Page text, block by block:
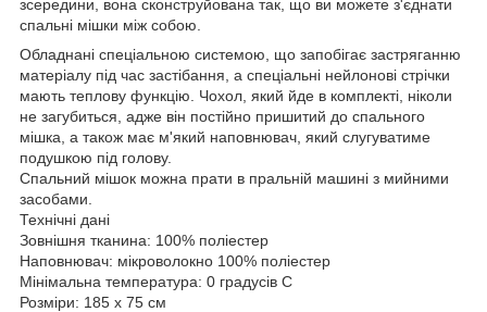
зсередини, вона сконструйована так, що ви можете з'єднати
спальні мішки між собою.
Обладнані спеціальною системою, що запобігає застряганню
матеріалу під час застібання, а спеціальні нейлонові стрічки
мають теплову функцію. Чохол, який йде в комплекті, ніколи
не загубиться, адже він постійно пришитий до спального
мішка, а також має м'який наповнювач, який слугуватиме
подушкою під голову.
Спальний мішок можна прати в пральній машині з мийними
засобами.
Технічні дані
Зовнішня тканина: 100% поліестер
Наповнювач: мікроволокно 100% поліестер
Мінімальна температура: 0 градусів C
Розміри: 185 x 75 см